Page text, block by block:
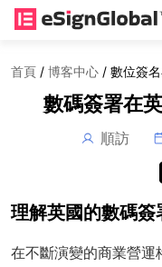
首頁 / 博客中心 / 數位簽
數碼簽署在
順訪
理解英國的數碼簽
在不斷演變的商業營運